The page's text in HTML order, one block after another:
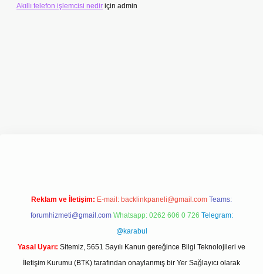
Akıllı telefon işlemcisi nedir için admin
Reklam ve İletişim: E-mail: backlinkpaneli@gmail.com Teams:
forumhizmeti@gmail.com Whatsapp: 0262 606 0 726 Telegram:
@karabul
Yasal Uyarı: Sitemiz, 5651 Sayılı Kanun gereğince Bilgi Teknolojileri ve
İletişim Kurumu (BTK) tarafından onaylanmış bir Yer Sağlayıcı olarak